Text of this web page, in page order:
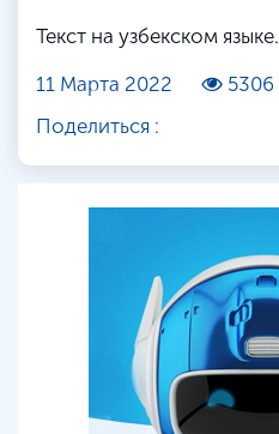
Текст на узбекском языке.
11 Марта 2022
5306
Поделиться :